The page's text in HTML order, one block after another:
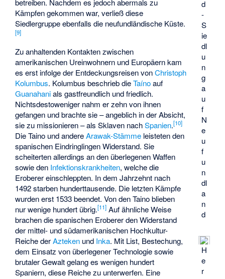
d
-
S
ie
dl
u
n
g
a
u
f
N
e
u
f
u
n
dl
a
n
d
betreiben. Nachdem es jedoch abermals zu
Kämpfen gekommen war, verließ diese
Siedlergruppe ebenfalls die neufundländische Küste.
[9]
H
e
r
Zu anhaltenden Kontakten zwischen
amerikanischen Ureinwohnern und Europäern kam
es erst infolge der Entdeckungsreisen vonChristoph
Kolumbus. Kolumbus beschrieb dieTaínoauf
Guanahanials gastfreundlich und friedlich.
Nichtsdestoweniger nahm er zehn von ihnen
gefangen und brachte sie – angeblich in der Absicht,
sie zu missionieren – als Sklaven nachSpanien.[10]
Die Taino und andereArawak-Stämme leisteten den
spanischen Eindringlingen Widerstand. Sie
scheiterten allerdings an den überlegenen Waffen
sowie den Infektionskrankheiten, welche die
Eroberer einschleppten. In dem Jahrzehnt nach
1492 starben hunderttausende. Die letzten Kämpfe
wurden erst 1533 beendet. Von den Taino blieben
nur wenige hundert übrig.[11] Auf ähnliche Weise
brachen die spanischen Eroberer den Widerstand
der mittel- und südamerikanischen Hochkultur-
Reiche derAzteken und Inka. Mit List, Bestechung,
dem Einsatz von überlegener Technologie sowie
brutaler Gewalt gelang es wenigen hundert
Spaniern, diese Reiche zu unterwerfen. Eine